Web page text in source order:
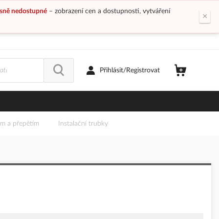
nedostupné– zobrazení cen a dostupnosti, vytváření
×
Přihlásit/Registrovat
a přepětím Instalační trubky